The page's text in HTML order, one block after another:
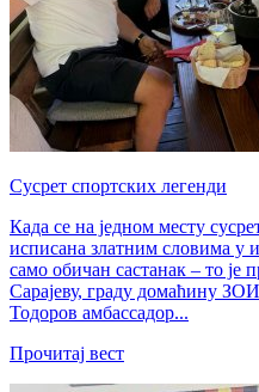
Сусрет спортских легенди
Када се на једном месту
исписана златним словима у
само обичан састанак – то је
Сарајеву, граду домаћину
Тодоров амбассадор...
Прочитај вест